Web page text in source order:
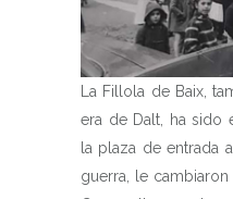
La Fillola de Baix,
era de Dalt, ha sido
la plaza de entrada
guerra, le